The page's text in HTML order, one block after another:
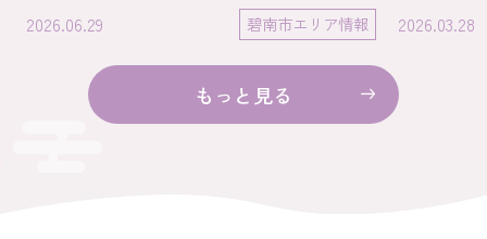
三河線や無料の「くるくるバス」も便利 子
あり、マイホームを検討しやすい おすすめ
の人：自然と利便性のバランスを重視する子
2026.06.29 碧南市エリア情報
【休日の
い子育て
家族にと
2026.03.28
もっと見る